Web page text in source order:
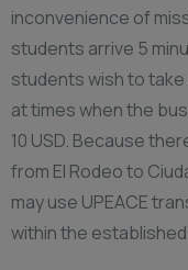
inconvenience of
students arrive 5
students wish to
at times when the
10 USD. Because
from El Rodeo to
may use UPEACE
within the